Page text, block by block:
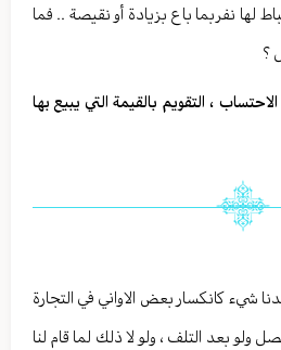
لها نفربما باع بزيادة أو نقيصة .. فما
؟
، التقويم بالقيمة التي يبيع بها
شيء كانكسار بعض الاواني في التجارة
ولو بعد التلف ، ولو لا ذلك لما قام لنا